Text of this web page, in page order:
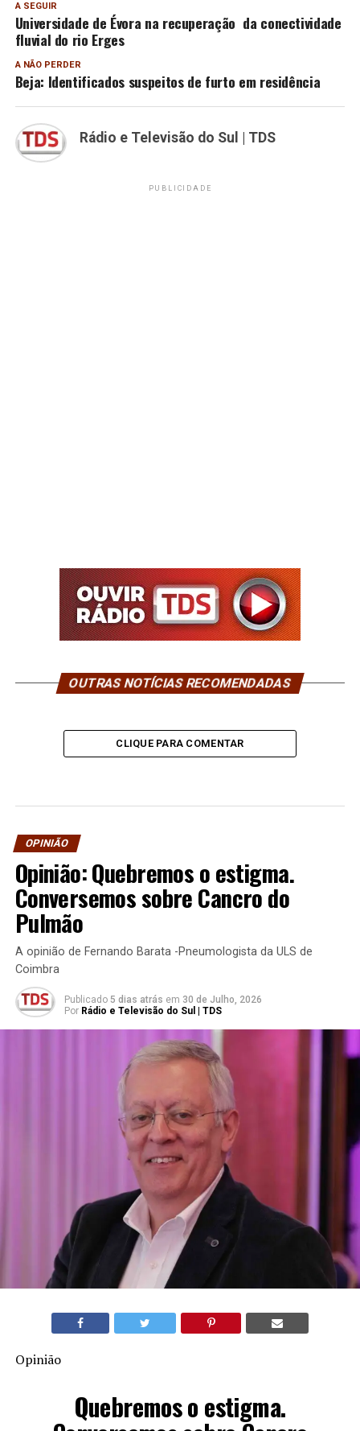
A SEGUIR
Universidade de Évora na recuperação da conectividade
fluvial do rio Erges
A NÃO PERDER
Beja: Identificados suspeitos de furto em residência
Rádio e Televisão do Sul | TDS
PUBLICIDADE
OUTRAS NOTÍCIAS RECOMENDADAS
CLIQUE PARA COMENTAR
OPINIÃO
Opinião: Quebremos o estigma.
Conversemos sobre Cancro do
Pulmão
A opinião de Fernando Barata -Pneumologista da ULS de
Coimbra
Publicado 5 dias atrás em 30 de Julho, 2026
Por Rádio e Televisão do Sul | TDS
Opinião
Quebremos o estigma.